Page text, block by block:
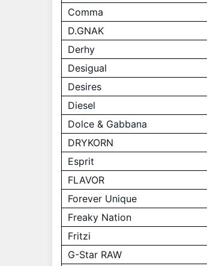
Comma
D.GNAK
Derhy
Desigual
Desires
Diesel
Dolce & Gabbana
DRYKORN
Esprit
FLAVOR
Forever Unique
Freaky Nation
Fritzi
G-Star RAW